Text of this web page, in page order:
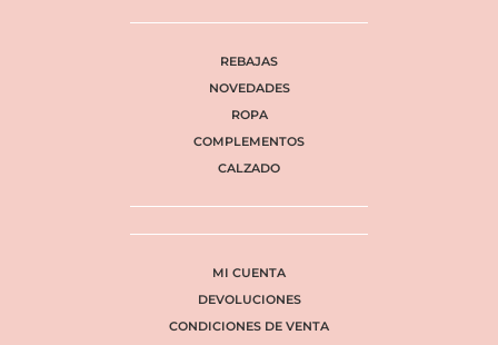
REBAJAS
NOVEDADES
ROPA
COMPLEMENTOS
CALZADO
MI CUENTA
DEVOLUCIONES
CONDICIONES DE VENTA